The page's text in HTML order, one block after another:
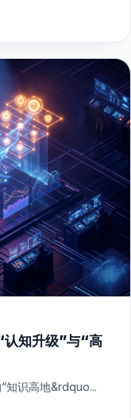
认知升级”与“高
知识高地&rdquo...